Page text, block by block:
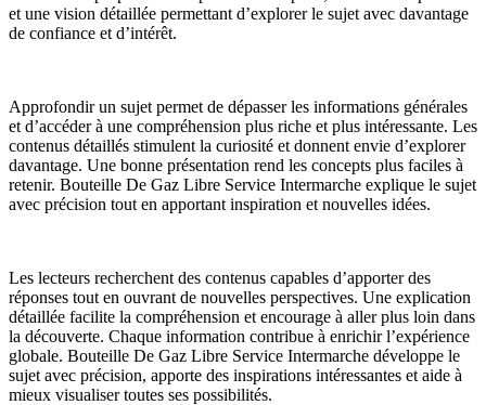
et une vision détaillée permettant d’explorer le sujet avec davantage
de confiance et d’intérêt.
Approfondir un sujet permet de dépasser les informations générales
et d’accéder à une compréhension plus riche et plus intéressante. Les
contenus détaillés stimulent la curiosité et donnent envie d’explorer
davantage. Une bonne présentation rend les concepts plus faciles à
retenir. Bouteille De Gaz Libre Service Intermarche explique le sujet
avec précision tout en apportant inspiration et nouvelles idées.
Les lecteurs recherchent des contenus capables d’apporter des
réponses tout en ouvrant de nouvelles perspectives. Une explication
détaillée facilite la compréhension et encourage à aller plus loin dans
la découverte. Chaque information contribue à enrichir l’expérience
globale. Bouteille De Gaz Libre Service Intermarche développe le
sujet avec précision, apporte des inspirations intéressantes et aide à
mieux visualiser toutes ses possibilités.